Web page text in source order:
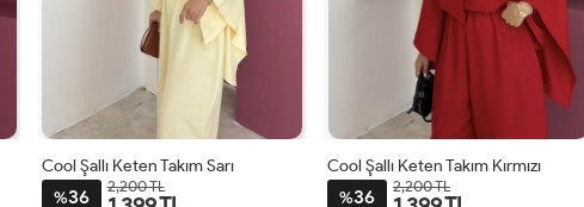
Cool Şallı Keten Takım Sarı
%36 2,200 TL
Cool Şallı Keten Takım Kırmızı
%36 2,200 TL